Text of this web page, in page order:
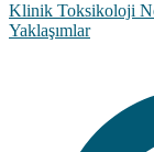
Klinik Toksikoloji
Yaklaşımlar